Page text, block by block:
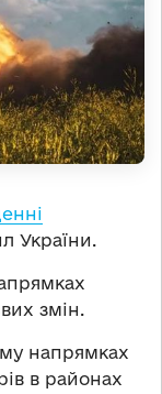
України.
змін.
напрямках
в районах